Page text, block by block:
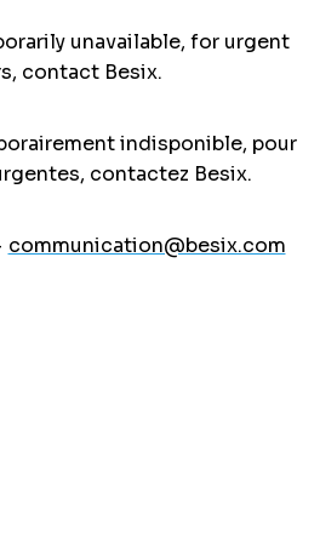
unavailable, for urgent
contact Besix.
indisponible, pour
contactez Besix.
communication@besix.com